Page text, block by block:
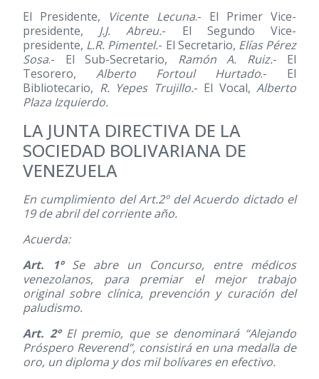
El Presidente,
Vicente Lecuna.- El Primer Vice-
presidente, J.J. Abreu.- El Segundo Vice-
presidente, L.R. Pimentel.- El Secretario, Elías Pérez
Sosa.- El Sub-Secretario, Ramón A. Ruiz.- El
Tesorero, Alberto Fortoul Hurtado.- El
Bibliotecario, R. Yepes Trujillo.- El Vocal, Alberto
Plaza Izquierdo.
LA JUNTA DIRECTIVA DE LA
SOCIEDAD BOLIVARIANA DE
VENEZUELA
En cumplimiento del Art.2º del Acuerdo dictado el
19 de abril del corriente año.
Acuerda:
Art. 1ºSe abre un Concurso, entre médicos
venezolanos, para premiar el mejor trabajo
original sobre clínica, prevención y curación del
paludismo.
Art. 2ºEl premio, que se denominará “Alejando
Próspero Reverend”, consistirá en una medalla de
oro, un diploma y dos mil bolívares en efectivo.